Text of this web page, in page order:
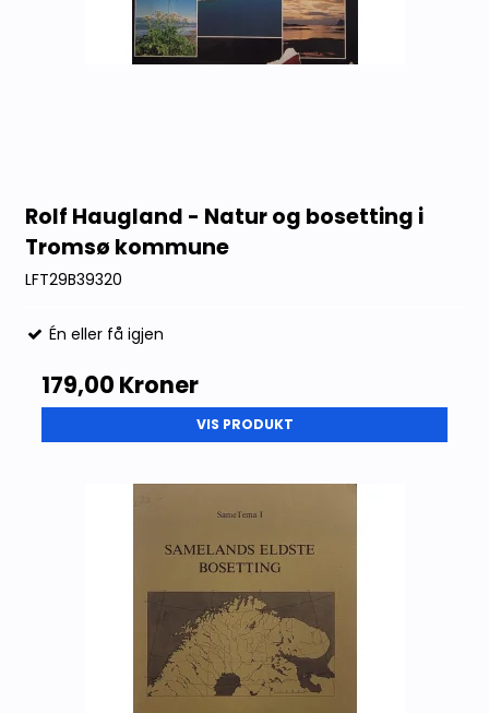
Rolf Haugland - Natur og bosetting i
Tromsø kommune
LFT29B39320
Én eller få igjen
179,00 Kroner
VIS PRODUKT